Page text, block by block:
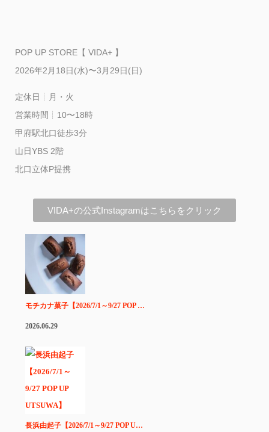
POP UP STORE【 VIDA+ 】
2026年2月18日(水)〜3月29日(日)
定休日┊月・火
営業時間┊10〜18時
甲府駅北口徒歩3分
山日YBS 2階
北口立体P提携
VIDA+の公式Instagramはこちらをクリック
モチカナ菓子【2026/7/1～9/27 POP …
2026.06.29
長浜由起子【2026/7/1～9/27 POP U…